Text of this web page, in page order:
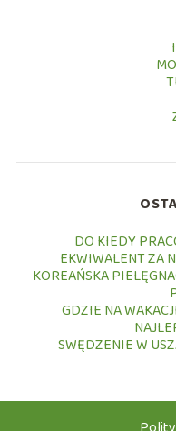
DO KIEDY
EKWIWALENT ZA
KOREAŃSKA
GDZIE NA
SWĘDZENIE W